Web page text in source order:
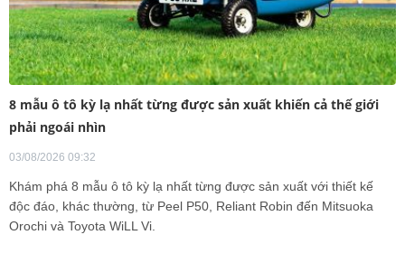
8 mẫu ô tô kỳ lạ nhất từng được sản xuất khiến cả thế giới
phải ngoái nhìn
03/08/2026 09:32
Khám phá 8 mẫu ô tô kỳ lạ nhất từng được sản xuất với thiết kế
độc đáo, khác thường, từ Peel P50, Reliant Robin đến Mitsuoka
Orochi và Toyota WiLL Vi.